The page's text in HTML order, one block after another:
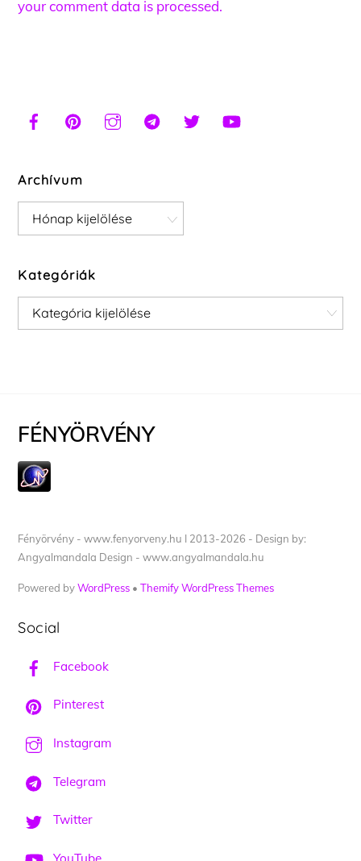
your comment data is processed.
Archívum
Archívum
Kategóriák
Kategóriák
FÉNYÖRVÉNY
Fényörvény - www.fenyorveny.hu I 2013-2026 - Design by:
Angyalmandala Design - www.angyalmandala.hu
Powered byWordPress •Themify WordPress Themes
Social
Facebook
Pinterest
Instagram
Telegram
Twitter